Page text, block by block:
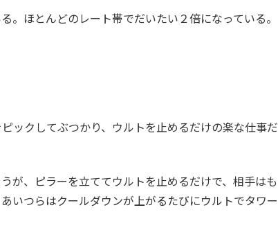
。ほとんどのレート帯でだいたい２倍になっている。
ックしてぶつかり、ウルトを止めるだけの楽な仕事だ
が、ピラーを立ててウルトを止めるだけで、相手はも
いつらはクールダウンが上がるたびにウルトでタワー